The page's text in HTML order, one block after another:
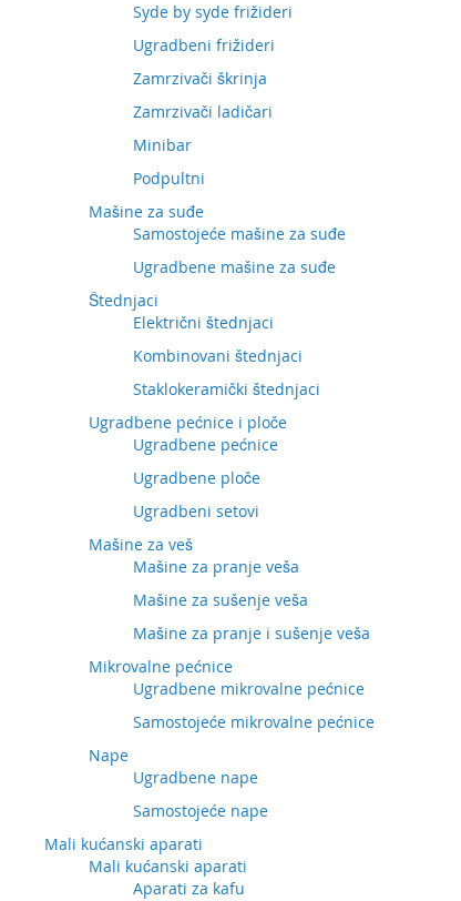
Syde by syde frižideri
Ugradbeni frižideri
Zamrzivači škrinja
Zamrzivači ladičari
Minibar
Podpultni
Mašine za suđe
Samostojeće mašine za suđe
Ugradbene mašine za suđe
Štednjaci
Električni štednjaci
Kombinovani štednjaci
Staklokeramički štednjaci
Ugradbene pećnice i ploče
Ugradbene pećnice
Ugradbene ploče
Ugradbeni setovi
Mašine za veš
Mašine za pranje veša
Mašine za sušenje veša
Mašine za pranje i sušenje veša
Mikrovalne pećnice
Ugradbene mikrovalne pećnice
Samostojeće mikrovalne pećnice
Nape
Ugradbene nape
Samostojeće nape
Mali kućanski aparati
Mali kućanski aparati
Aparati za kafu